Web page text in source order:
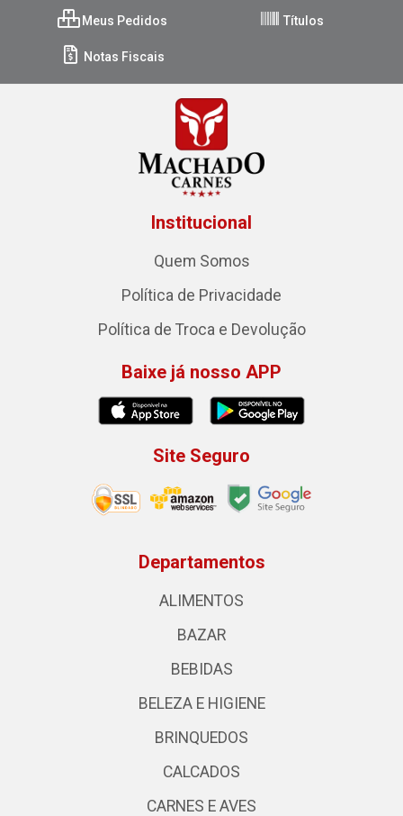
Meus Pedidos Títulos
Notas Fiscais
Institucional
Quem Somos
Política de Privacidade
Política de Troca e Devolução
Baixe já nosso APP
Site Seguro
Departamentos
ALIMENTOS
BAZAR
BEBIDAS
BELEZA E HIGIENE
BRINQUEDOS
CALCADOS
CARNES E AVES